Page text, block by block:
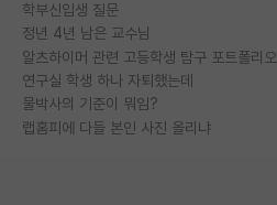
학부신입생 질문
정년 4년 남은 교수님
알츠하이머 관련 고등학생 탐구 포트폴리오
연구실 학생 하나 자퇴했는데
물박사의 기준이 뭐임?
랩홈피에 다들 본인 사진 올리냐